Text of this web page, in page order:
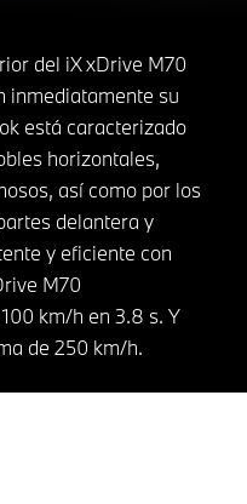
del iX xDrive M70
inmediatamente su
está caracterizado
horizontales,
así como por los
delantera y
y eficiente con
M70
km/h en 3.8 s. Y
de 250 km/h.